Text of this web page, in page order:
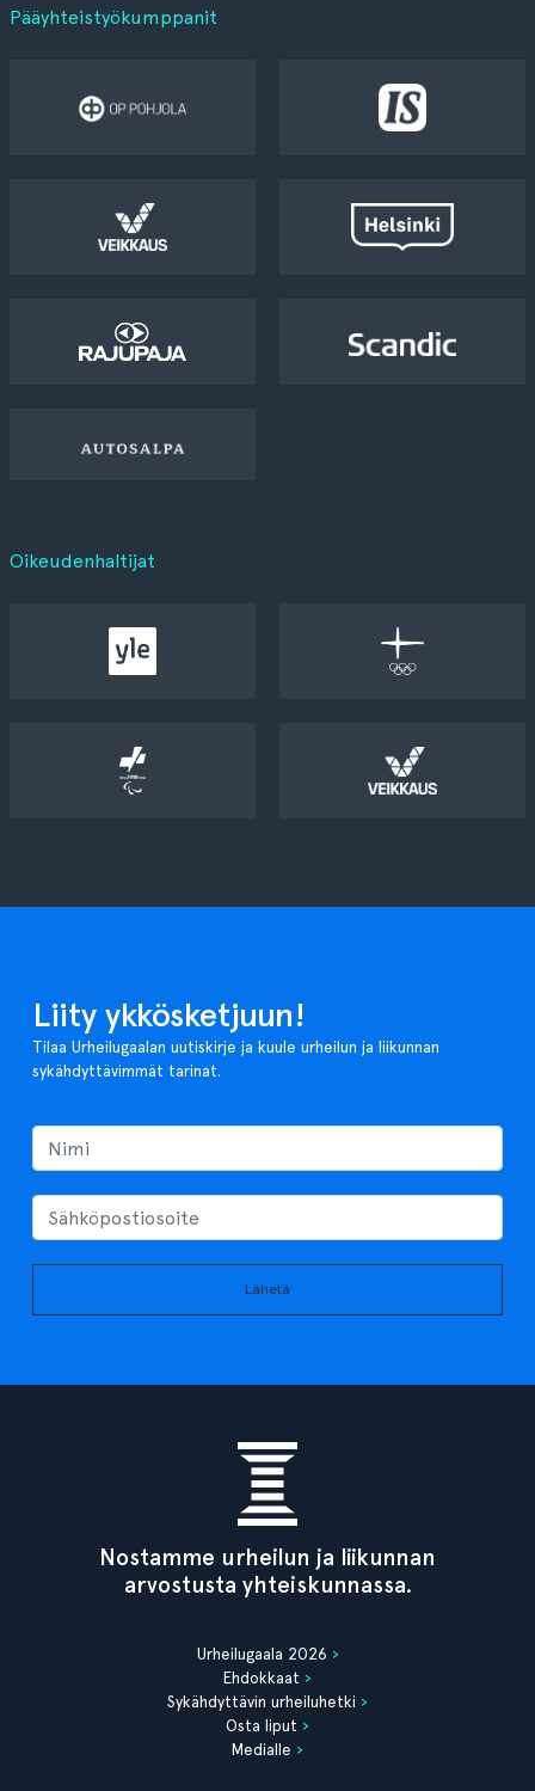
Pääyhteistyökumppanit
Oikeudenhaltijat
Liity ykkösketjuun!
Tilaa Urheilugaalan uutiskirje ja kuule urheilun ja liikunnan
sykähdyttävimmät tarinat.
Lähetä
Nostamme urheilun ja liikunnan
arvostusta yhteiskunnassa.
Urheilugaala 2026
Ehdokkaat
Sykähdyttävin urheiluhetki
Osta liput
Medialle